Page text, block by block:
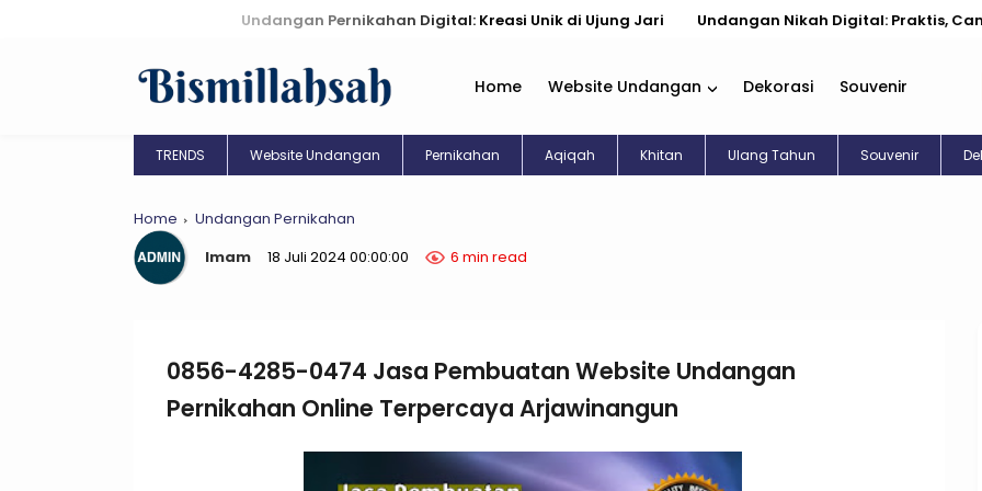
Undangan Pernikahan Digital: Kreasi Unik di Ujung Jari Undangan Nikah Digital: Praktis, Cantik, &
Home Website Undangan Dekorasi Souvenir
TRENDS Website Undangan Pernikahan Aqiqah Khitan Ulang Tahun Souvenir
Home
Undangan Pernikahan
Imam
18 Juli 2024 00:00:00 6 min read
0856-4285-0474 Jasa Pembuatan Website Undangan
Pernikahan Online Terpercaya Arjawinangun